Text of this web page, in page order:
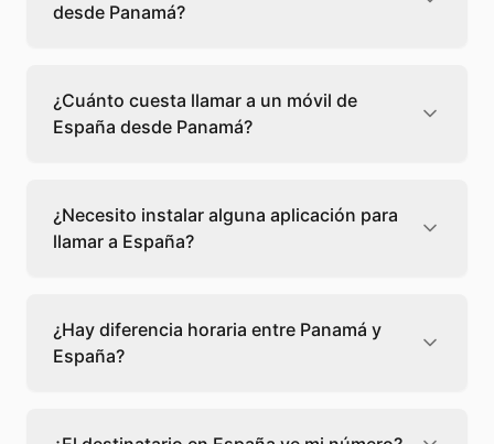
desde Panamá?
cuesta 0,03 €/min con Teléfono Global. Verás
el precio exacto antes de marcar para que
sepas qué vas a gastar.
¿Cuánto cuesta llamar a un móvil de
España desde Panamá?
cuesta 0,33 €/min con Teléfono Global. Pagas
solo los minutos que hablas, sin cuotas ni
permanencia.
¿Necesito instalar alguna aplicación para
llamar a España?
desde tu navegador web. Solo necesitas una
conexión a internet y podrás llamar
directamente a España.
¿Hay diferencia horaria entre Panamá y
España?
escoge el mejor momento